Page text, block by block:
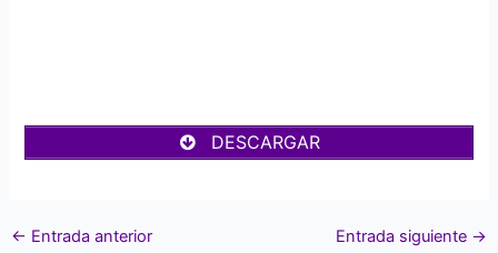
DESCARGAR
← Entrada anterior Entrada siguiente →